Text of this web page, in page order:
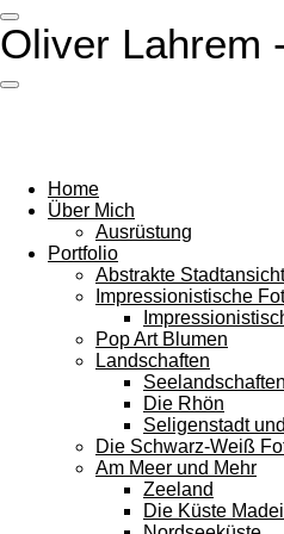
Zum
Hauptinhalt
springen
Oliver Lahrem
Home
Über Mich
Ausrüstung
Portfolio
Abstrakte
Impressionistische
Pop Art Blumen
Landschaften
Seelandschaften
Die Rhön
Seligenstadt
Die Schwarz-Weiß
Am Meer und Mehr
Zeeland
Die Küste